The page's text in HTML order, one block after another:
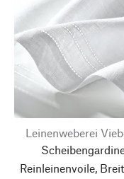
Leinenweberei
Reinleinenvoile,